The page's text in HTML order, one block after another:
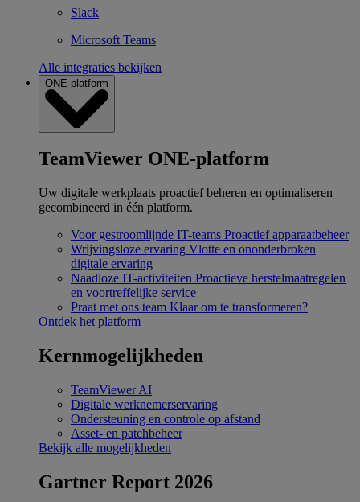
Slack
Microsoft Teams
Alle integraties bekijken
ONE-platform
TeamViewer ONE-platform
Uw digitale werkplaats proactief beheren en optimaliseren
gecombineerd in één platform.
Voor gestroomlijnde IT-teams Proactief apparaatbeheer
Wrijvingsloze ervaring Vlotte en ononderbroken
digitale ervaring
Naadloze IT-activiteiten Proactieve herstelmaatregelen
en voortreffelijke service
Praat met ons team Klaar om te transformeren?
Ontdek het platform
Kernmogelijkheden
TeamViewer AI
Digitale werknemerservaring
Ondersteuning en controle op afstand
Asset- en patchbeheer
Bekijk alle mogelijkheden
Gartner Report 2026